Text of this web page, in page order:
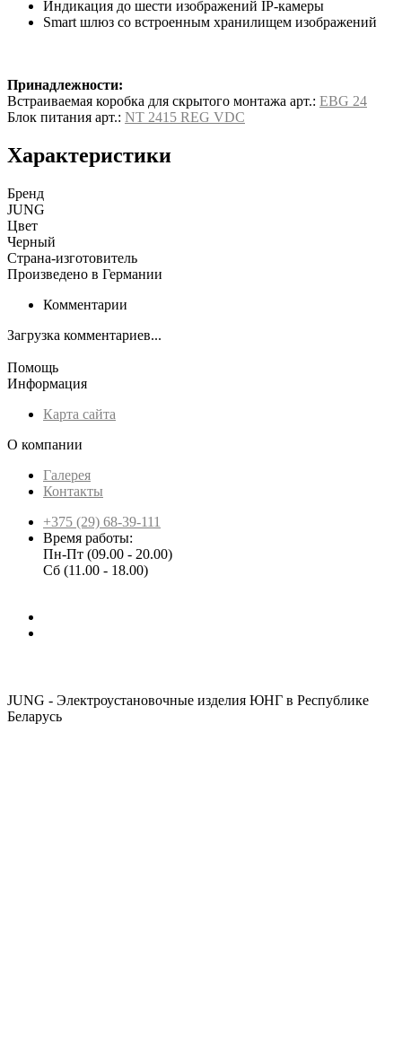
Индикация до шести изображений IP-камеры
Smart шлюз со встроенным хранилищем изображений
Принадлежности:
Встраиваемая коробка для скрытого монтажа арт.: EBG 24
Блок питания арт.: NT 2415 REG VDC
Характеристики
Бренд
JUNG
Цвет
Черный
Страна-изготовитель
Произведено в Германии
Комментарии
Загрузка комментариев...
Помощь
Информация
Карта сайта
О компании
Галерея
Контакты
+375 (29) 68-39-111
Время работы:
Пн-Пт (09.00 - 20.00)
Сб (11.00 - 18.00)
JUNG - Электроустановочные изделия ЮНГ в Республике
Беларусь